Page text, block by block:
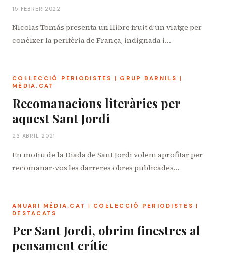
15 FEBRER 2022
Nicolas Tomás presenta un llibre fruit d’un viatge per
conèixer la perifèria de França, indignada i…
COL·LECCIÓ PERIODISTES | GRUP BARNILS |
MÈDIA.CAT
Recomanacions literàries per
aquest Sant Jordi
23 ABRIL 2021
En motiu de la Diada de Sant Jordi volem aprofitar per
recomanar-vos les darreres obres publicades…
ANUARI MÈDIA.CAT | COL·LECCIÓ PERIODISTES |
DESTACATS
Per Sant Jordi, obrim finestres al
pensament crític